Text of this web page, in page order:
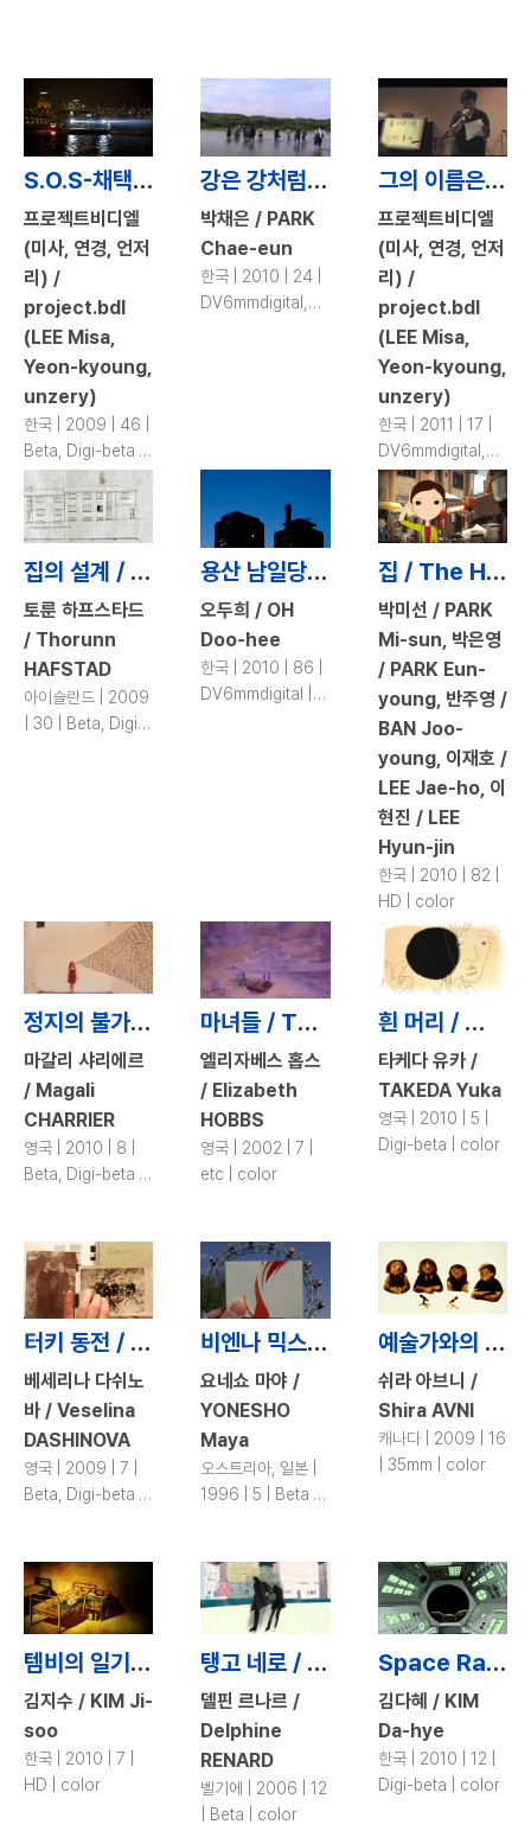
S.O.S-채택된 불화 / S.O.S-Adoptive Dissensus
프로젝트비디엘
(미사, 연경, 언저
리) /
project.bdl
(LEE Misa,
Yeon-kyoung,
unzery)
한국 | 2009 | 46 |
Beta, Digi-beta |
color
강은 강처럼 흐르게 하라 / Let a River Run like a River
박채은 / PARK
Chae-eun
한국 | 2010 | 24 |
DV6mmdigital,
그의 이름은 도시 / His Name is CITY
프로젝트비디엘
(미사, 연경, 언저
리) /
project.bdl
(LEE Misa,
Yeon-kyoung,
unzery)
한국 | 2011 | 17 |
DV6mmdigital,
DV | color
집의 설계 / Architecture of Home
토룬 하프스타드
/ Thorunn
HAFSTAD
아이슬란드 | 2009
| 30 | Beta, Digi-
용산 남일당 이야기 / The Story of Namildang in Yongsan
오두희 / OH
Doo-hee
한국 | 2010 | 86 |
DV6mmdigital |
집 / The House
박미선 / PARK
Mi-sun, 박은영
/ PARK Eun-
young, 반주영 /
BAN Joo-
young, 이재호 /
LEE Jae-ho, 이
현진 / LEE
Hyun-jin
한국 | 2010 | 82 |
HD | color
정지의 불가능성에 대한 12개의 스케치 / 12 Sketches on the Impossibility of Being Still
마갈리 샤리에르
/ Magali
CHARRIER
영국 | 2010 | 8 |
Beta, Digi-beta |
마녀들 / The Witches
엘리자베스 홉스
/ Elizabeth
HOBBS
영국 | 2002 | 7 |
etc | color
흰 머리 / White Hair
타케다 유카 /
TAKEDA Yuka
영국 | 2010 | 5 |
Digi-beta | color
터키 동전 / What They Could Take with Them, They Took
베세리나 다쉬노
바 / Veselina
DASHINOVA
영국 | 2009 | 7 |
Beta, Digi-beta |
비엔나 믹스 / Vienna Mix
요네쇼 마야 /
YONESHO
Maya
오스트리아, 일본 |
1996 | 5 | Beta |
예술가와의 인터뷰 / Tying Your Own Shoes
쉬라 아브니 /
Shira AVNI
캐나다 | 2009 | 16
| 35mm | color
템비의 일기 / Thembi’s Diary
김지수 / KIM Ji-
soo
한국 | 2010 | 7 |
HD | color
탱고 네로 / Tango Nero
델핀 르나르 /
Delphine
RENARD
벨기에 | 2006 | 12
| Beta | color
Space Radio / Space Radio
김다혜 / KIM
Da-hye
한국 | 2010 | 12 |
Digi-beta | color